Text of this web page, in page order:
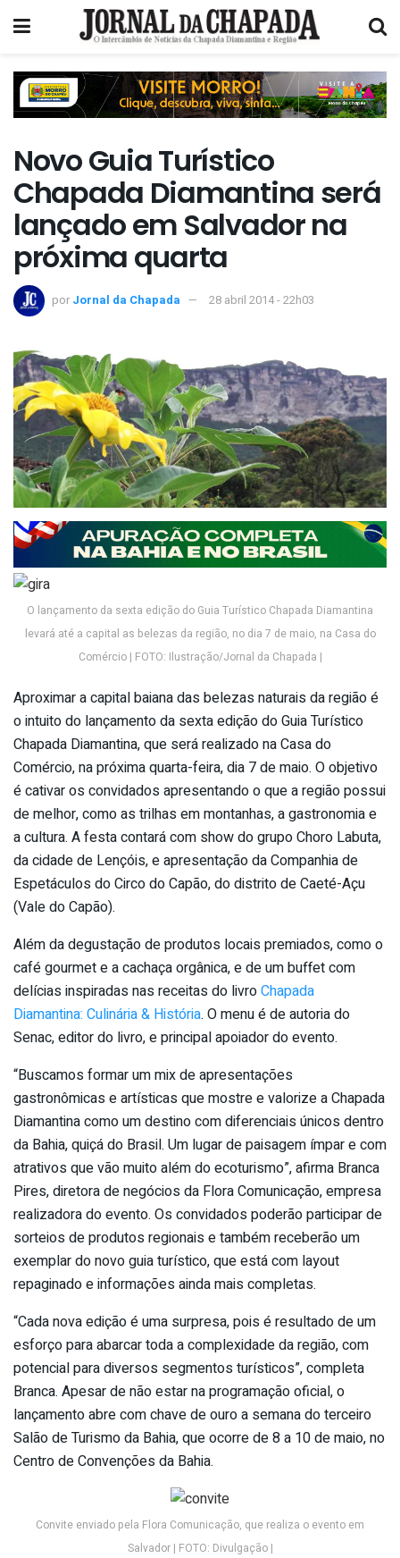
Novo Guia Turístico
Chapada Diamantina será
lançado em Salvador na
próxima quarta
por Jornal da Chapada 28 abril 2014 - 22h03
O lançamento da sexta edição do Guia Turístico Chapada Diamantina
levará até a capital as belezas da região, no dia 7 de maio, na Casa do
Comércio | FOTO: Ilustração/Jornal da Chapada |
Aproximar a capital baiana das belezas naturais da região é
o intuito do lançamento da sexta edição do Guia Turístico
Chapada Diamantina, que será realizado na Casa do
Comércio, na próxima quarta-feira, dia 7 de maio. O objetivo
é cativar os convidados apresentando o que a região possui
de melhor, como as trilhas em montanhas, a gastronomia e
a cultura. A festa contará com show do grupo Choro Labuta,
da cidade de Lençóis, e apresentação da Companhia de
Espetáculos do Circo do Capão, do distrito de Caeté-Açu
(Vale do Capão).
Além da degustação de produtos locais premiados, como o
café gourmet e a cachaça orgânica, e de um buffet com
delícias inspiradas nas receitas do livroChapada
Diamantina: Culinária & História. O menu é de autoria do
Senac, editor do livro, e principal apoiador do evento.
“Buscamos formar um mix de apresentações
gastronômicas e artísticas que mostre e valorize a Chapada
Diamantina como um destino com diferenciais únicos dentro
da Bahia, quiçá do Brasil. Um lugar de paisagem ímpar e com
atrativos que vão muito além do ecoturismo”, afirma Branca
Pires, diretora de negócios da Flora Comunicação, empresa
realizadora do evento. Os convidados poderão participar de
sorteios de produtos regionais e também receberão um
exemplar do novo guia turístico, que está com layout
repaginado e informações ainda mais completas.
“Cada nova edição é uma surpresa, pois é resultado de um
esforço para abarcar toda a complexidade da região, com
potencial para diversos segmentos turísticos”, completa
Branca. Apesar de não estar na programação oficial, o
lançamento abre com chave de ouro a semana do terceiro
Salão de Turismo da Bahia, que ocorre de 8 a 10 de maio, no
Centro de Convenções da Bahia.
Convite enviado pela Flora Comunicação, que realiza o evento em
Salvador | FOTO: Divulgação |